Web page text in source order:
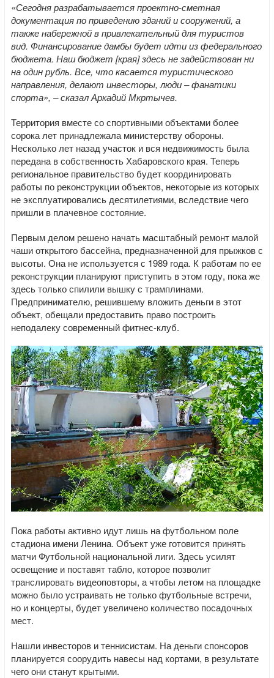
«Сегодня разрабатывается проектно-сметная
документация по приведению зданий и сооружений, а
также набережной в привлекательный для туристов
вид. Финансирование дамбы будет идти из федерального
бюджета. Наш бюджет [края] здесь не задействован ни
на один рубль. Все, что касается туристического
направления, делают инвесторы, люди – фанатики
спорта», – сказал Аркадий Мкртычев.
Территория вместе со спортивными объектами более
сорока лет принадлежала министерству обороны.
Несколько лет назад участок и вся недвижимость была
передана в собственность Хабаровского края. Теперь
региональное правительство будет координировать
работы по реконструкции объектов, некоторые из которых
не эксплуатировались десятилетиями, вследствие чего
пришли в плачевное состояние.
Первым делом решено начать масштабный ремонт малой
чаши открытого бассейна, предназначенной для прыжков с
высоты. Она не используется с 1989 года. К работам по ее
реконструкции планируют приступить в этом году, пока же
здесь только спилили вышку с трамплинами.
Предпринимателю, решившему вложить деньги в этот
объект, обещали предоставить право построить
неподалеку современный фитнес-клуб.
Пока работы активно идут лишь на футбольном поле
стадиона имени Ленина. Объект уже готовится принять
матчи Футбольной национальной лиги. Здесь усилят
освещение и поставят табло, которое позволит
транслировать видеоповторы, а чтобы летом на площадке
можно было устраивать не только футбольные встречи,
но и концерты, будет увеличено количество посадочных
мест.
Нашли инвесторов и теннисистам. На деньги спонсоров
планируется соорудить навесы над кортами, в результате
чего они станут крытыми.